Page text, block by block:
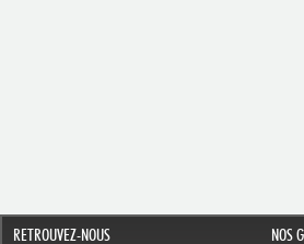
RETROUVEZ-NOUS NOS